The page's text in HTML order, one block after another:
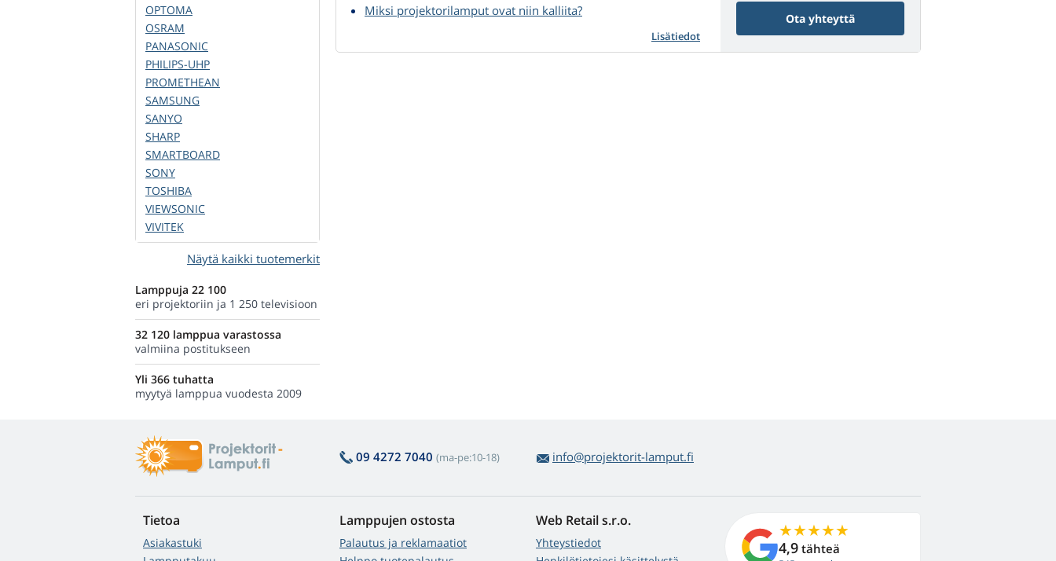
Miksi projektorilamput ovat niin kalliita?
Lisätiedot
Ota yhteyttä
OPTOMA
OSRAM
PANASONIC
PHILIPS-UHP
PROMETHEAN
SAMSUNG
SANYO
SHARP
SMARTBOARD
SONY
TOSHIBA
VIEWSONIC
VIVITEK
Näytä kaikki tuotemerkit
Lamppuja 22 100
eri projektoriin ja 1 250 televisioon
32 120 lamppua varastossa
valmiina postitukseen
Yli 366 tuhatta
myytyä lamppua vuodesta 2009
09 4272 7040 (ma-pe:10-18) info@projektorit-lamput.fi
Tietoa
Asiakastuki
Lamppujen ostosta
Palautus ja reklamaatiot
Web Retail s.r.o.
Yhteystiedot
4,9 tähteä